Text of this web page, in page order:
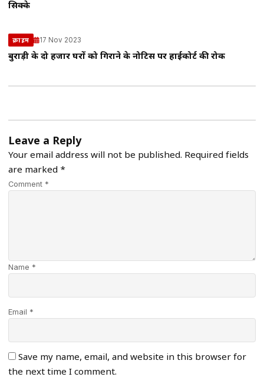
सिक्के
क्राइम 17 Nov 2023
बुराड़ी के दो हजार घरों को गिराने के नोटिस पर हाईकोर्ट की रोक
Leave a Reply
Your email address will not be published. Required fields
are marked *
Comment *
Name *
Email *
Save my name, email, and website in this browser for
the next time I comment.